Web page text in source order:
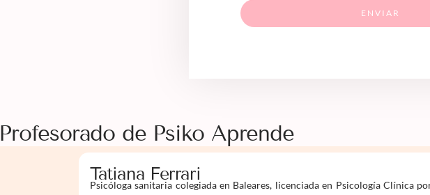
ENVIAR
Profesorado de Psiko Aprende
Tatiana Ferrari
Psicóloga sanitaria colegiada en Baleares, licenciada en Psicología Clínica